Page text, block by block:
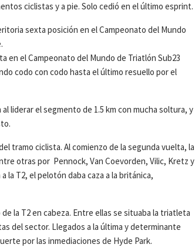
ciclistas y a pie. Solo cedió en el último esprint.
sexta posición en el Campeonato del Mundo
en el Campeonato del Mundo de Triatlón Sub23
codo con codo hasta el último resuello por el
liderar el segmento de 1.5 km con mucha soltura, y
tramo ciclista. Al comienzo de la segunda vuelta, la
otras por Pennock, Van Coevorden, Vilic, Kretz y
la T2, el pelotón daba caza a la británica,
la T2 en cabeza. Entre ellas se situaba la triatleta
del sector. Llegados a la última y determinante
por las inmediaciones de Hyde Park.